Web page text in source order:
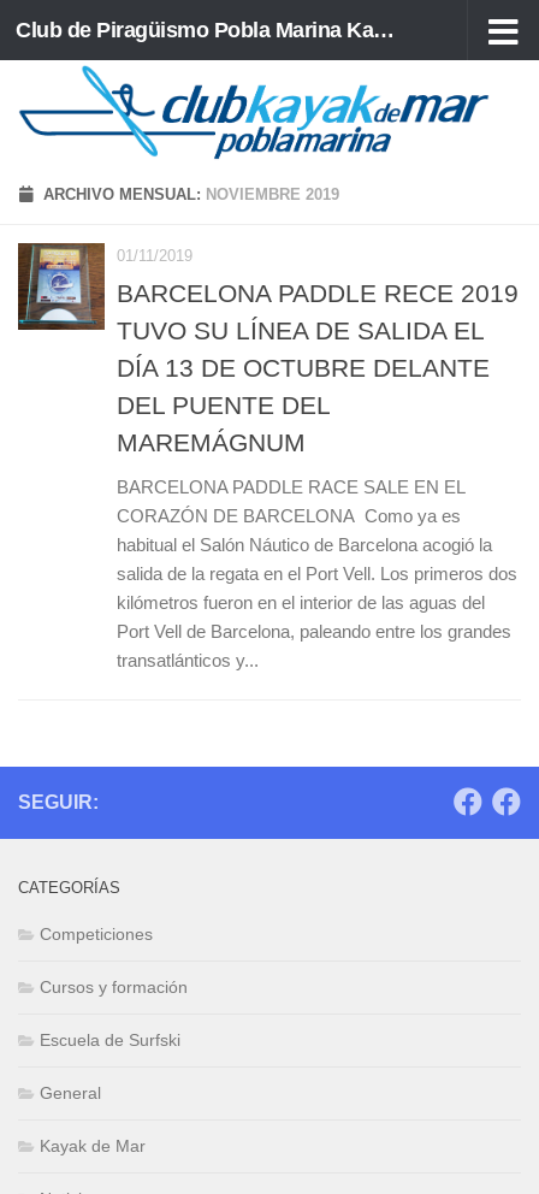
Saltar al contenido Club de Piragüismo Pobla Marina Kayak de Mar
ARCHIVO MENSUAL: NOVIEMBRE 2019
01/11/2019
BARCELONA PADDLE RECE 2019
TUVO SU LÍNEA DE SALIDA EL
DÍA 13 DE OCTUBRE DELANTE
DEL PUENTE DEL
MAREMÁGNUM
BARCELONA PADDLE RACE SALE EN EL
CORAZÓN DE BARCELONA Como ya es
habitual el Salón Náutico de Barcelona acogió la
salida de la regata en el Port Vell. Los primeros dos
kilómetros fueron en el interior de las aguas del
Port Vell de Barcelona, paleando entre los grandes
transatlánticos y...
SEGUIR:
CATEGORÍAS
Competiciones
Cursos y formación
Escuela de Surfski
General
Kayak de Mar